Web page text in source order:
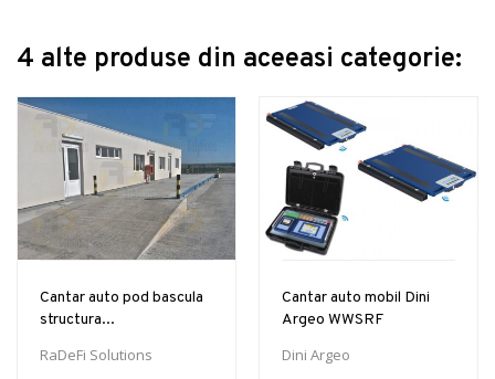
4 alte produse din aceeasi categorie:
Cantar auto pod bascula
structura...
RaDeFi Solutions
Cantar auto mobil Dini
Argeo WWSRF
Dini Argeo